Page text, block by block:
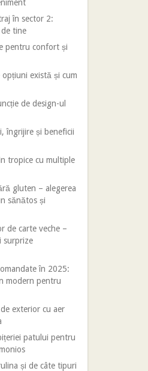
în sector 2:
tine
pentru confort și
există și cum
de design-ul
îngrijire și beneficii
tropice cu multiple
gluten – alegerea
sănătos și
de carte veche –
surprize
în 2025:
modern pentru
exterior cu aer
patului pentru
și de câte tipuri